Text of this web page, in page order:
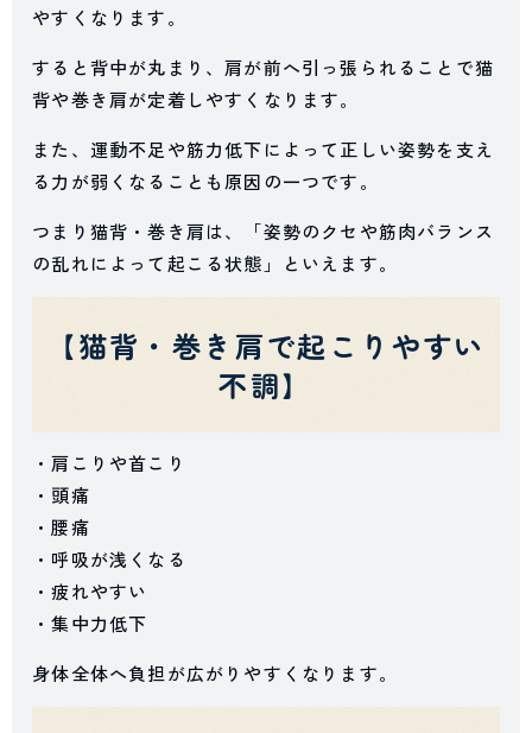
やすくなります。
すると背中が丸まり、肩が前へ引っ張られることで猫
背や巻き肩が定着しやすくなります。
また、運動不足や筋力低下によって正しい姿勢を支え
る力が弱くなることも原因の一つです。
つまり猫背・巻き肩は、「姿勢のクセや筋肉バランス
の乱れによって起こる状態」といえます。
【猫背・巻き肩で起こりやすい
不調】
・肩こりや首こり
・頭痛
・腰痛
・呼吸が浅くなる
・疲れやすい
・集中力低下
身体全体へ負担が広がりやすくなります。